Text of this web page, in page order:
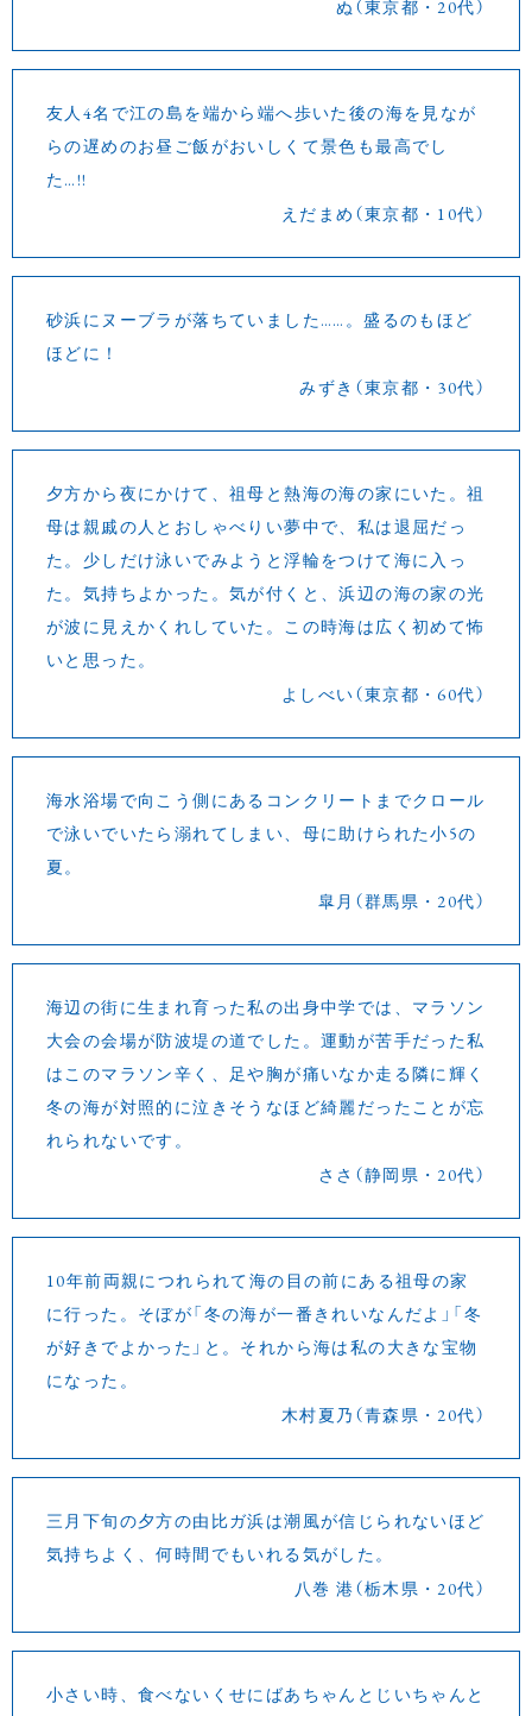
ぬ（東京都・20代）
友人4名で江の島を端から端へ歩いた後の海を見なが
らの遅めのお昼ご飯がおいしくて景色も最高でし
た…!!
えだまめ（東京都・10代）
砂浜にヌーブラが落ちていました……。盛るのもほど
ほどに！
みずき（東京都・30代）
夕方から夜にかけて、祖母と熱海の海の家にいた。祖
母は親戚の人とおしゃべりい夢中で、私は退屈だっ
た。少しだけ泳いでみようと浮輪をつけて海に入っ
た。気持ちよかった。気が付くと、浜辺の海の家の光
が波に見えかくれしていた。この時海は広く初めて怖
いと思った。
よしべい（東京都・60代）
海水浴場で向こう側にあるコンクリートまでクロール
で泳いでいたら溺れてしまい、母に助けられた小5の
夏。
皐月（群馬県・20代）
海辺の街に生まれ育った私の出身中学では、マラソン
大会の会場が防波堤の道でした。運動が苦手だった私
はこのマラソン辛く、足や胸が痛いなか走る隣に輝く
冬の海が対照的に泣きそうなほど綺麗だったことが忘
れられないです。
ささ（静岡県・20代）
10年前両親につれられて海の目の前にある祖母の家
に行った。そぼが「冬の海が一番きれいなんだよ」「冬
が好きでよかった」と。それから海は私の大きな宝物
になった。
木村夏乃（青森県・20代）
三月下旬の夕方の由比ガ浜は潮風が信じられないほど
気持ちよく、何時間でもいれる気がした。
八巻 港（栃木県・20代）
小さい時、食べないくせにばあちゃんとじいちゃんと